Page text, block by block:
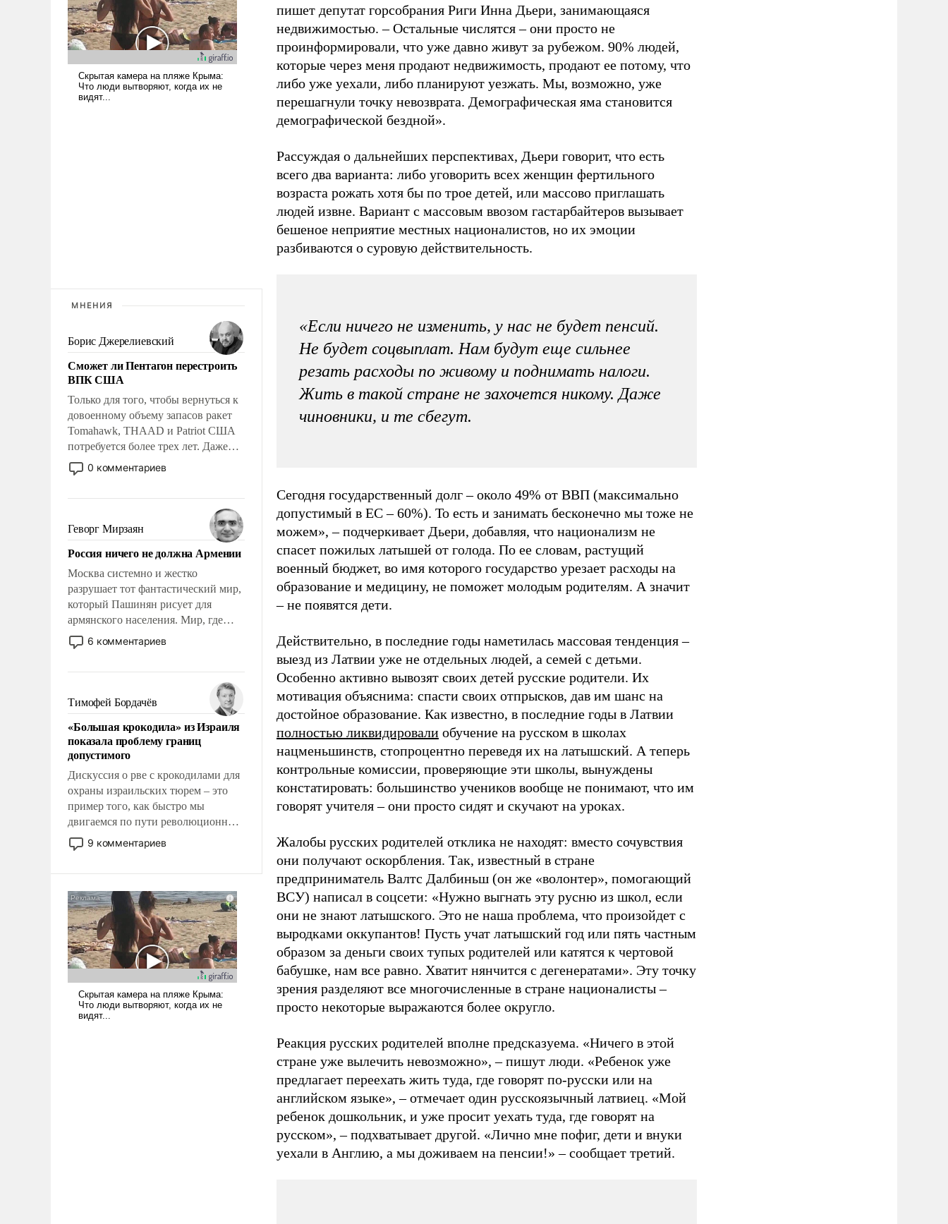
МНЕНИЯ
Борис Джерелиевский
Сможет ли Пентагон перестроить
ВПК США
Только для того, чтобы вернуться к
довоенному объему запасов ракет
Tomahawk, THAAD и Patriot США
потребуется более трех лет. Даже
небольшая война с Ираном
опустошила американские
уязвимости США, например, перед
Китаем.
0 комментариев
Геворг Мирзаян
Россия ничего не должна Армении
Москва системно и жестко
разрушает тот фантастический мир,
который Пашинян рисует для
армянского населения. Мир, где
этому населению все должны
просто по определению, где его
беспрекословно оплачиваться за
счет российских
налогоплательщиков и где за свои
поступки не нужно отвечать.
6 комментариев
Тимофей Бордачёв
«Большая крокодила» из Израиля
показала проблему границ
допустимого
Дискуссия о рве с крокодилами для
охраны израильских тюрем – это
пример того, как быстро мы
двигаемся по пути революционных
изменений. То, что несколько лет
назад было образом для
9 комментариев
пишет депутат горсобрания Риги Инна Дьери, занимающаяся
недвижимостью. – Остальные числятся – они просто не
проинформировали, что уже давно живут за рубежом. 90% людей,
которые через меня продают недвижимость, продают ее потому, что
либо уже уехали, либо планируют уезжать. Мы, возможно, уже
перешагнули точку невозврата. Демографическая яма становится
демографической бездной».
Рассуждая о дальнейших перспективах, Дьери говорит, что есть
всего два варианта: либо уговорить всех женщин фертильного
возраста рожать хотя бы по трое детей, или массово приглашать
людей извне. Вариант с массовым ввозом гастарбайтеров вызывает
бешеное неприятие местных националистов, но их эмоции
разбиваются о суровую действительность.
«Если ничего не изменить, у нас не будет пенсий.
Не будет соцвыплат. Нам будут еще сильнее
резать расходы по живому и поднимать налоги.
Жить в такой стране не захочется никому. Даже
чиновники, и те сбегут.
Сегодня государственный долг – около 49% от ВВП (максимально
допустимый в ЕС – 60%). То есть и занимать бесконечно мы тоже не
можем», – подчеркивает Дьери, добавляя, что национализм не
спасет пожилых латышей от голода. По ее словам, растущий
военный бюджет, во имя которого государство урезает расходы на
образование и медицину, не поможет молодым родителям. А значит
– не появятся дети.
Действительно, в последние годы наметилась массовая тенденция –
выезд из Латвии уже не отдельных людей, а семей с детьми.
Особенно активно вывозят своих детей русские родители. Их
мотивация объяснима: спасти своих отпрысков, дав им шанс на
достойное образование. Как известно, в последние годы в Латвии
полностью ликвидировали обучение на русском в школах
нацменьшинств, стопроцентно переведя их на латышский. А теперь
контрольные комиссии, проверяющие эти школы, вынуждены
констатировать: большинство учеников вообще не понимают, что им
говорят учителя – они просто сидят и скучают на уроках.
Жалобы русских родителей отклика не находят: вместо сочувствия
они получают оскорбления. Так, известный в стране
предприниматель Валтс Далбиньш (он же «волонтер», помогающий
ВСУ) написал в соцсети: «Нужно выгнать эту русню из школ, если
они не знают латышского. Это не наша проблема, что произойдет с
выродками оккупантов! Пусть учат латышский год или пять частным
образом за деньги своих тупых родителей или катятся к чертовой
бабушке, нам все равно. Хватит нянчится с дегенератами». Эту точку
зрения разделяют все многочисленные в стране националисты –
просто некоторые выражаются более округло.
Реакция русских родителей вполне предсказуема. «Ничего в этой
стране уже вылечить невозможно», – пишут люди. «Ребенок уже
предлагает переехать жить туда, где говорят по-русски или на
английском языке», – отмечает один русскоязычный латвиец. «Мой
ребенок дошкольник, и уже просит уехать туда, где говорят на
русском», – подхватывает другой. «Лично мне пофиг, дети и внуки
уехали в Англию, а мы доживаем на пенсии!» – сообщает третий.